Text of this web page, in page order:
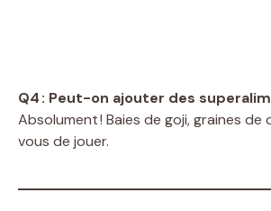
Q4 : Peut-on ajouter des
Absolument ! Baies de goji, graines de
vous de jouer.